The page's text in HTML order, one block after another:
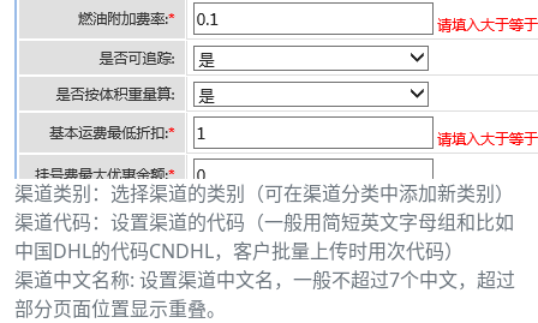
渠道类别：选择渠道的类别（可在渠道分类中添加新类别）
渠道代码：设置渠道的代码（一般用简短英文字母组和比如
中国DHL的代码CNDHL，客户批量上传时用次代码）
渠道中文名称: 设置渠道中文名，一般不超过7个中文，超过
部分页面位置显示重叠。